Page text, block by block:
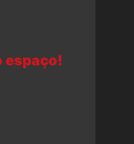
espaço!